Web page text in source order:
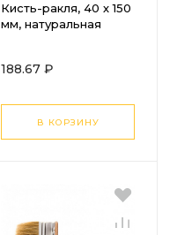
Кисть-ракля, 40 х 150
мм, натуральная
ручка
188.67 ₽
В КОРЗИНУ